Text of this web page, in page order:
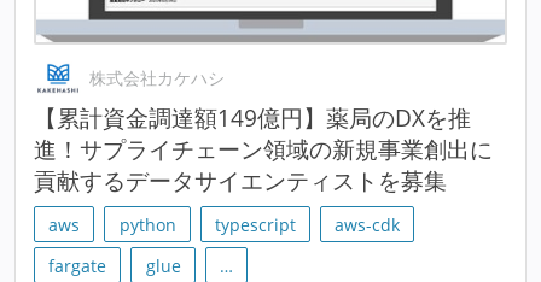
株式会社カケハシ
【累計資金調達額149億円】薬局のDXを推
進！サプライチェーン領域の新規事業創出に
貢献するデータサイエンティストを募集
aws python typescript
aws-cdk
fargate
glue …